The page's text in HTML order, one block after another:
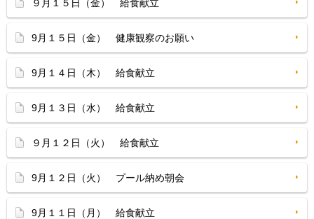
９月１５日（金） 給食献立
9月１５日（金） 健康観察のお願い
9月１４日（木） 給食献立
9月１３日（水） 給食献立
９月１２日（火） 給食献立
9月１２日（火） プール納め朝会
9月１１日（月） 給食献立